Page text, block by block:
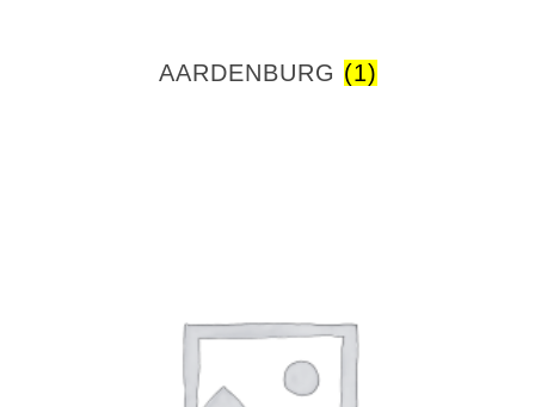
AARDENBURG (1)